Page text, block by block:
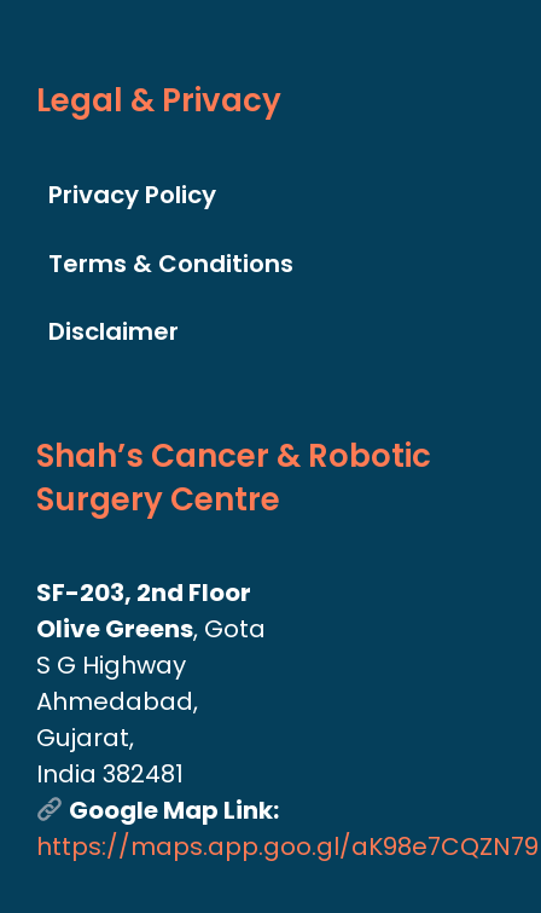
Legal & Privacy
Privacy Policy
Terms & Conditions
Disclaimer
Shah’s Cancer & Robotic
Surgery Centre
SF-203, 2nd Floor
Olive Greens, Gota
S G Highway
Ahmedabad,
Gujarat,
India 382481
Google Map Link:
https://maps.app.goo.gl/